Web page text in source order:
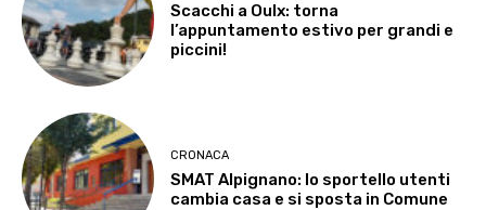
Scacchi a Oulx: torna
l’appuntamento estivo per grandi e
piccini!
CRONACA
SMAT Alpignano: lo sportello utenti
cambia casa e si sposta in Comune